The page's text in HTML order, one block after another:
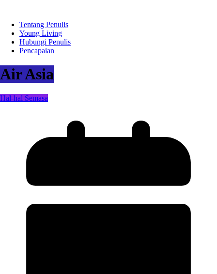
Tentang Penulis
Young Living
Hubungi Penulis
Pencapaian
Air Asia
Hal-hal Semasa